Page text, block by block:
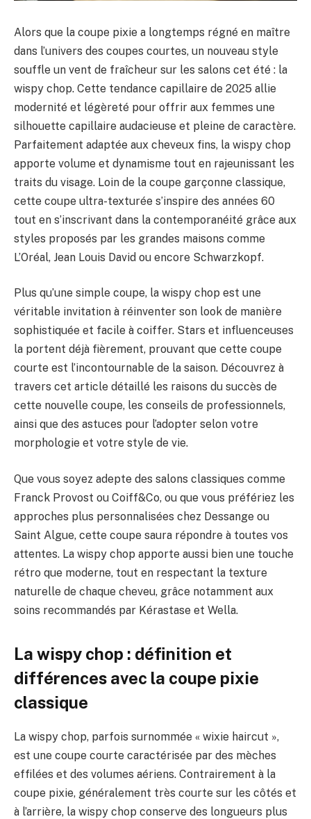
Alors que la coupe pixie a longtemps régné en maître
dans l’univers des coupes courtes, un nouveau style
souffle un vent de fraîcheur sur les salons cet été : la
wispy chop. Cette tendance capillaire de 2025 allie
modernité et légèreté pour offrir aux femmes une
silhouette capillaire audacieuse et pleine de caractère.
Parfaitement adaptée aux cheveux fins, la wispy chop
apporte volume et dynamisme tout en rajeunissant les
traits du visage. Loin de la coupe garçonne classique,
cette coupe ultra-texturée s’inspire des années 60
tout en s’inscrivant dans la contemporanéité grâce aux
styles proposés par les grandes maisons comme
L’Oréal, Jean Louis David ou encore Schwarzkopf.
Plus qu’une simple coupe, la wispy chop est une
véritable invitation à réinventer son look de manière
sophistiquée et facile à coiffer. Stars et influenceuses
la portent déjà fièrement, prouvant que cette coupe
courte est l’incontournable de la saison. Découvrez à
travers cet article détaillé les raisons du succès de
cette nouvelle coupe, les conseils de professionnels,
ainsi que des astuces pour l’adopter selon votre
morphologie et votre style de vie.
Que vous soyez adepte des salons classiques comme
Franck Provost ou Coiff&Co, ou que vous préfériez les
approches plus personnalisées chez Dessange ou
Saint Algue, cette coupe saura répondre à toutes vos
attentes. La wispy chop apporte aussi bien une touche
rétro que moderne, tout en respectant la texture
naturelle de chaque cheveu, grâce notamment aux
soins recommandés par Kérastase et Wella.
La wispy chop : définition et
différences avec la coupe pixie
classique
La wispy chop, parfois surnommée « wixie haircut »,
est une coupe courte caractérisée par des mèches
effilées et des volumes aériens. Contrairement à la
coupe pixie, généralement très courte sur les côtés et
à l’arrière, la wispy chop conserve des longueurs plus